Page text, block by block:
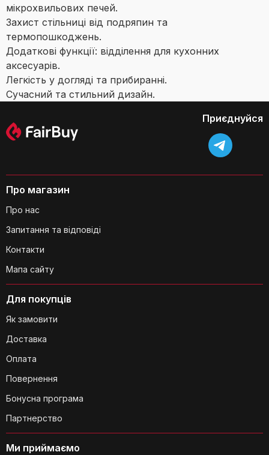
мікрохвильових печей.
Захист стільниці від подряпин та
термопошкоджень.
Додаткові функції: відділення для кухонних
аксесуарів.
Легкість у догляді та прибиранні.
Сучасний та стильний дизайн.
Для покупців
Як замовити
Доставка
Оплата
Повернення
Бонусна програма
Партнерство
Про магазин
Про нас
Запитання та відповіді
Контакти
Мапа сайту
Приєднуйся
Ми приймаємо